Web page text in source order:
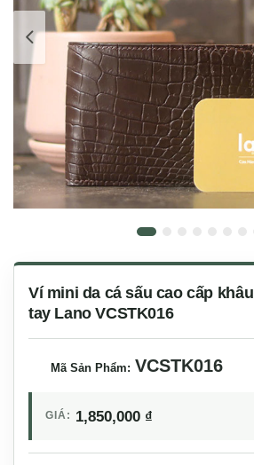
Ví mini da cá sấu cao cấp khâu
tay Lano VCSTK016
Mã Sản Phẩm: VCSTK016
GIÁ: 1,850,000 ₫